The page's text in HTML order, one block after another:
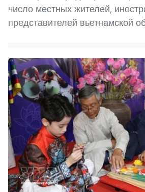
число местных жителей,
представителей вьетнамской